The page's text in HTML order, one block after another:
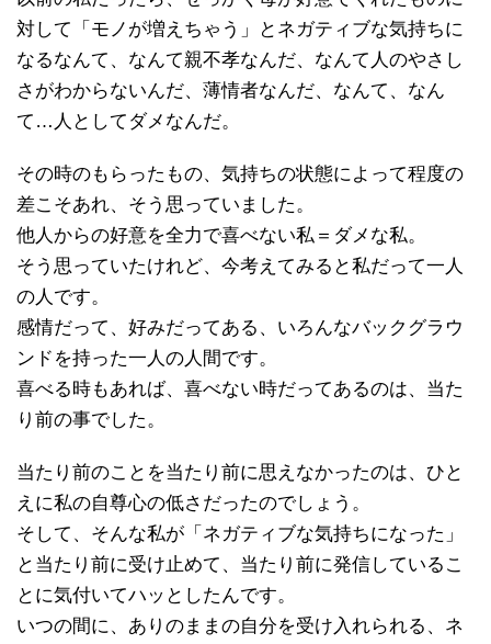
対して「モノが増えちゃう」とネガティブな気持ちに
なるなんて、なんて親不孝なんだ、なんて人のやさし
さがわからないんだ、薄情者なんだ、なんて、なん
て…人としてダメなんだ。
その時のもらったもの、気持ちの状態によって程度の
差こそあれ、そう思っていました。
他人からの好意を全力で喜べない私＝ダメな私。
そう思っていたけれど、今考えてみると私だって一人
の人です。
感情だって、好みだってある、いろんなバックグラウ
ンドを持った一人の人間です。
喜べる時もあれば、喜べない時だってあるのは、当た
り前の事でした。
当たり前のことを当たり前に思えなかったのは、ひと
えに私の自尊心の低さだったのでしょう。
そして、そんな私が「ネガティブな気持ちになった」
と当たり前に受け止めて、当たり前に発信しているこ
とに気付いてハッとしたんです。
いつの間に、ありのままの自分を受け入れられる、ネ